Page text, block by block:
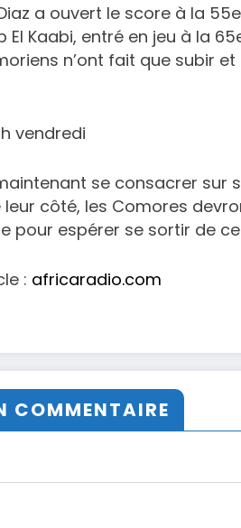
a ouvert le score à la
El Kaabi, entré en jeu à la
n’ont fait que subir
vendredi
se consacrer sur
leur côté, les Comores
pour espérer se sortir de
: africaradio.com
COMMENTAIRE